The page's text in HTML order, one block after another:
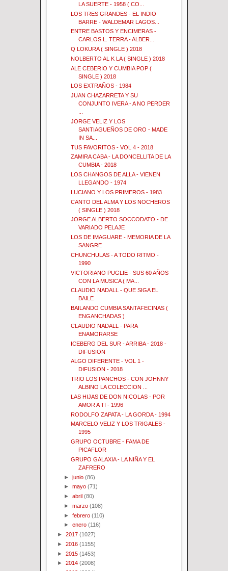
LA SUERTE - 1958 ( CO...
LOS TRES GRANDES - EL INDIO
BARRE - WALDEMAR LAGOS...
ENTRE BASTOS Y ENCIMERAS -
CARLOS L. TERRA - ALBER...
Q LOKURA ( SINGLE ) 2018
NOLBERTO AL K LA ( SINGLE ) 2018
ALE CEBERIO Y CUMBIA POP (
SINGLE ) 2018
LOS EXTRAÑOS - 1984
JUAN CHAZARRETA Y SU
CONJUNTO IVERA - A NO PERDER
JORGE VELIZ Y LOS
SANTIAGUEÑOS DE ORO - MADE
IN SA...
TUS FAVORITOS - VOL 4 - 2018
ZAMIRA CABA - LA DONCELLITA DE LA
CUMBIA - 2018
LOS CHANGOS DE ALLA - VIENEN
LLEGANDO - 1974
LUCIANO Y LOS PRIMEROS - 1983
CANTO DEL ALMA Y LOS NOCHEROS
( SINGLE ) 2018
JORGE ALBERTO SOCCODATO - DE
VARIADO PELAJE
LOS DE IMAGUARE - MEMORIA DE LA
SANGRE
CHUNCHULAS - A TODO RITMO -
1990
VICTORIANO PUGLIE - SUS 60 AÑOS
CON LA MUSICA ( MA...
CLAUDIO NADALL - QUE SIGA EL
BAILE
BAILANDO CUMBIA SANTAFECINAS (
ENGANCHADAS )
CLAUDIO NADALL - PARA
ENAMORARSE
ICEBERG DEL SUR - ARRIBA - 2018 -
DIFUSION
ALGO DIFERENTE - VOL 1 -
DIFUSION - 2018
TRIO LOS PANCHOS - CON JOHNNY
ALBINO LA COLECCION ...
LAS HIJAS DE DON NICOLAS - POR
AMOR A TI - 1996
RODOLFO ZAPATA - LA GORDA - 1994
MARCELO VELIZ Y LOS TRIGALES -
1995
GRUPO OCTUBRE - FAMA DE
PICAFLOR
GRUPO GALAXIA - LA NIÑA Y EL
ZAFRERO
►junio (86)
►mayo (71)
►abril (80)
►marzo (108)
►febrero (110)
►enero (116)
► 2017 (1027)
► 2016 (1155)
► 2015 (1453)
► 2014 (2008)